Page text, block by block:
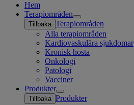
Hem
Terapiområden
Open
submenu
Tillbaka Terapiområden
Alla terapiområden
Kardiovaskulära sjukdomar
Kronisk hosta
Onkologi
Patologi
Vacciner
Produkter
Open
submenu
Tillbaka Produkter